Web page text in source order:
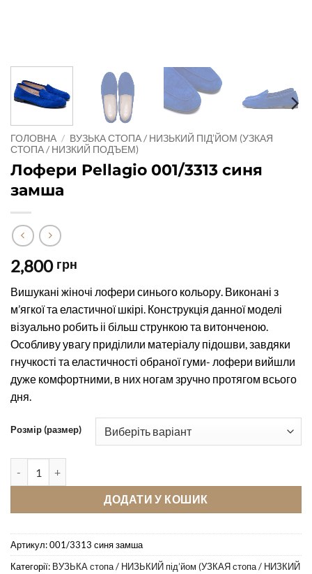
ГОЛОВНА / ВУЗЬКА СТОПА / НИЗЬКИЙ ПІД’ЙОМ (УЗКАЯ
СТОПА / НИЗКИЙ ПОДЪЕМ)
Лофери Pellagio 001/3313 синя
замша
2,800 грн
Вишукані жіночі лофери синього кольору. Виконані з
м’ягкої та еластичної шкірі. Конструкція данної моделі
візуально робить іі більш стрункою та витонченою.
Особливу увагу приділили матеріалу підошви, завдяки
гнучкості та еластичності обраної гуми- лофери вийшли
дуже комфортними, в них ногам зручно протягом всього
дня.
Розмір (размер)
ДОДАТИ У КОШИК
Артикул:001/3313 синя замша
Категорії: ВУЗЬКА стопа / НИЗЬКИЙ під’йом (УЗКАЯ стопа / НИЗКИЙ